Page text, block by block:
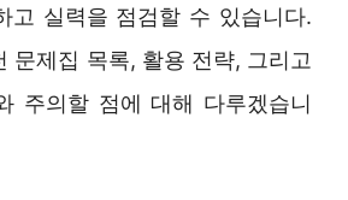
고 실력을 점검할 수 있습니다.
문제집 목록, 활용 전략, 그리고
주의할 점에 대해 다루겠습니